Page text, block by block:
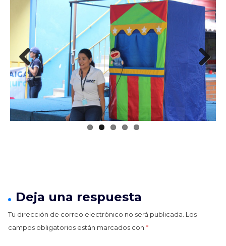
Previous Next
Deja una respuesta
Tu dirección de correo electrónico no será publicada. Los
campos obligatorios están marcados con *